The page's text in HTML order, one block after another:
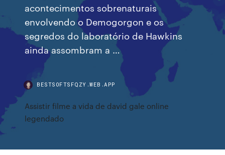
acontecimentos sobrenaturais
envolvendo o Demogorgon e os
segredos do laboratório de Hawkins
ainda assombram a …
BESTSOFTSFQZY.WEB.APP
Assistir filme a vida de david gale online
legendado